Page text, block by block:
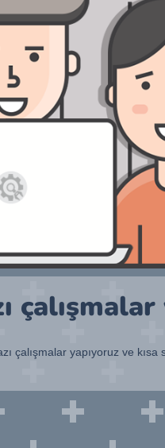
çalışmalar
çalışmalar yapıyoruz ve